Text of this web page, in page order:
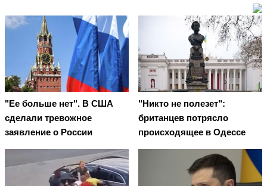
"Ее больше нет". В США
сделали тревожное
заявление о России
"Никто не полезет":
британцев потрясло
происходящее в Одессе